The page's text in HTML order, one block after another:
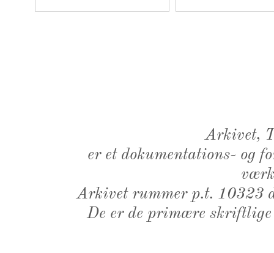
Arkivet,
er et dokumentations- og
Arkivet rummer p.t. 10323
De er de primære